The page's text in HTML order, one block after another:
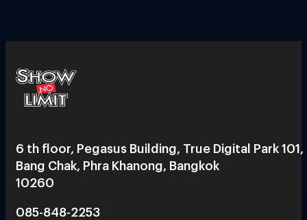
6 th floor, Pegasus Building, True Digital Park 101,
Bang Chak, Phra Khanong, Bangkok
10260
085-848-2253